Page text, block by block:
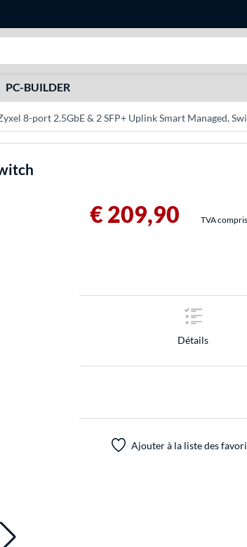
PC-BUILDER
8-port 2.5GbE & 2 SFP+ Uplink Smart Managed,
€ 209,90 TVA
Détails
Ajouter à la liste des